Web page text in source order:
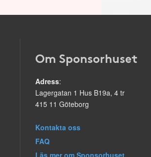
Om Sponsorhuset
Adress:
Lagergatan 1 Hus B19a, 4 tr
415 11 Göteborg
Kontakta oss
FAQ
Läs mer om Sponsorhuset